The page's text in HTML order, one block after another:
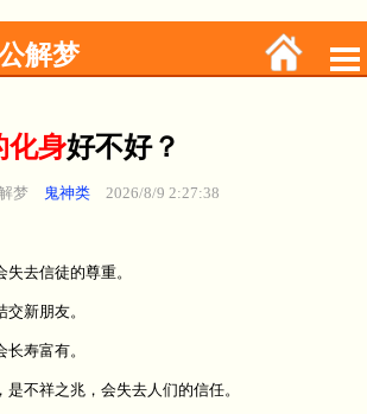
解梦
化身好不好？
梦 鬼神类 2026/8/9 2:27:38
去信徒的尊重。
新朋友。
寿富有。
不祥之兆，会失去人们的信任。